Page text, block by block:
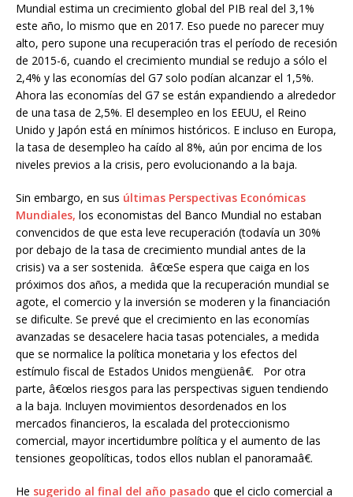
Mundial estima un crecimiento global del PIB real del 3,1%
este año, lo mismo que en 2017. Eso puede no parecer muy
alto, pero supone una recuperación tras el período de recesión
de 2015-6, cuando el crecimiento mundial se redujo a sólo el
2,4% y las economías del G7 solo podían alcanzar el 1,5%.
Ahora las economías del G7 se están expandiendo a alrededor
de una tasa de 2,5%. El desempleo en los EEUU, el Reino
Unido y Japón está en mínimos históricos. E incluso en Europa,
la tasa de desempleo ha caído al 8%, aún por encima de los
niveles previos a la crisis, pero evolucionando a la baja.
Sin embargo, en sus últimas Perspectivas Económicas
Mundiales, los economistas del Banco Mundial no estaban
convencidos de que esta leve recuperación (todavía un 30%
por debajo de la tasa de crecimiento mundial antes de la
crisis) va a ser sostenida. â€œSe espera que caiga en los
próximos dos años, a medida que la recuperación mundial se
agote, el comercio y la inversión se moderen y la financiación
se dificulte. Se prevé que el crecimiento en las economías
avanzadas se desacelere hacia tasas potenciales, a medida
que se normalice la política monetaria y los efectos del
estímulo fiscal de Estados Unidos mengüenâ€. Por otra
parte, â€œlos riesgos para las perspectivas siguen tendiendo
a la baja. Incluyen movimientos desordenados en los
mercados financieros, la escalada del proteccionismo
comercial, mayor incertidumbre política y el aumento de las
tensiones geopolíticas, todos ellos nublan el panoramaâ€.
He sugerido al final del año pasado que el ciclo comercial a